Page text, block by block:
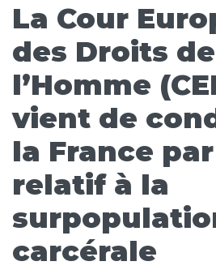
La Cour
des Droits de
l’Homme
vient de
la France
relatif à la
carcérale